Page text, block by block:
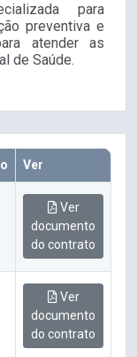
para
preventiva e
atender as
de Saúde.
Ver
Ver
documento
do contrato
Ver
documento
do contrato